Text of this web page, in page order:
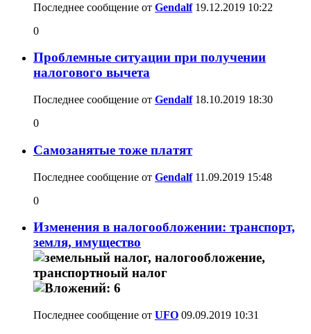
Последнее сообщение от Gendalf19.12.2019 10:22
0
Проблемные ситуации при получении
налогового вычета
Последнее сообщение от Gendalf18.10.2019 18:30
0
Самозанятые тоже платят
Последнее сообщение от Gendalf11.09.2019 15:48
0
Изменения в налогообложении: транспорт,
земля, имущество
Последнее сообщение от UFO 09.09.2019 10:31